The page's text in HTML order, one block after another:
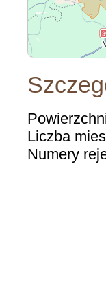
Liczba
Numery